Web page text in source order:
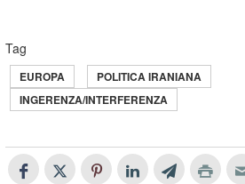
Tag
EUROPA
POLITICA IRANIANA
INGERENZA/INTERFERENZA